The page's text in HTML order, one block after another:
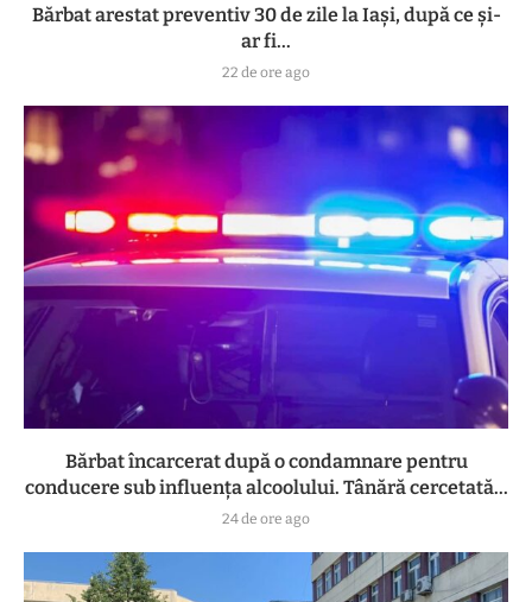
Bărbat arestat preventiv 30 de zile la Iași, după ce și-
ar fi...
22 de ore ago
Bărbat încarcerat după o condamnare pentru
conducere sub influența alcoolului. Tânără cercetată...
24 de ore ago